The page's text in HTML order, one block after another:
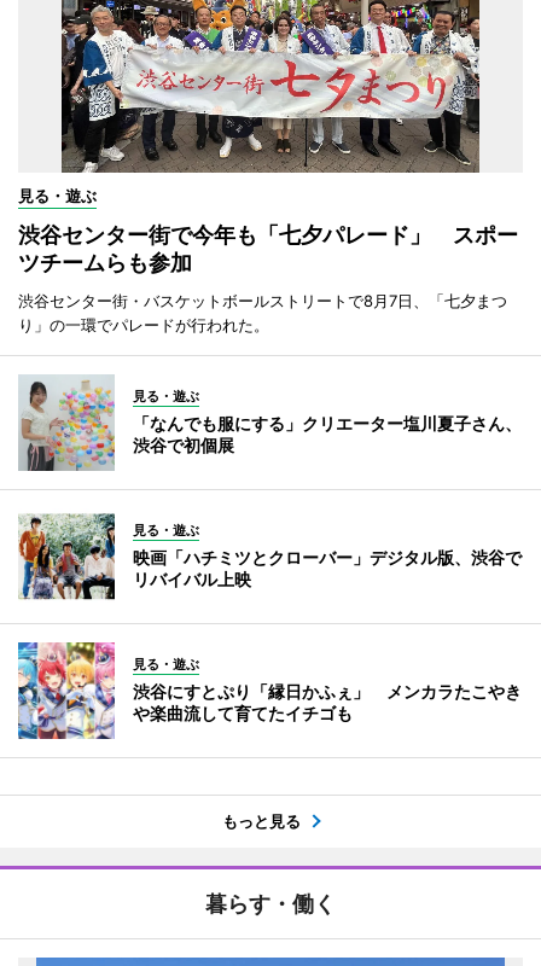
見る・遊ぶ
渋谷センター街で今年も「七夕パレード」 スポー
ツチームらも参加
渋谷センター街・バスケットボールストリートで8月7日、「七夕まつ
り」の一環でパレードが行われた。
見る・遊ぶ
「なんでも服にする」クリエーター塩川夏子さん、
渋谷で初個展
見る・遊ぶ
映画「ハチミツとクローバー」デジタル版、渋谷で
リバイバル上映
見る・遊ぶ
渋谷にすとぷり「縁日かふぇ」 メンカラたこやき
や楽曲流して育てたイチゴも
もっと見る
暮らす・働く